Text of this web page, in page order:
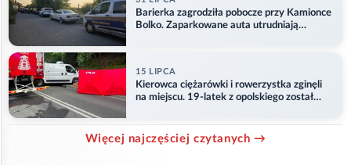
Barierka zagrodziła pobocze przy Kamionce
Bolko. Zaparkowane auta utrudniają
15 LIPCA
Kierowca ciężarówki i rowerzystka zginęli
na miejscu. 19-latek z opolskiego został
Więcej najczęściej czytanych →